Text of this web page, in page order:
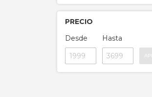
PRECIO
Desde
Hasta